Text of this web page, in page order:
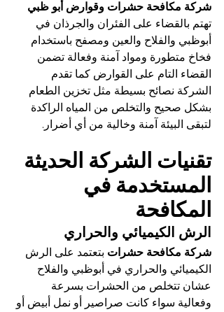
شركة مكافحة حشرات وقوارض أبو ظبي
تهتم بالقضاء على الفئران والجرذان في
أبوظبي والفلاح والعين ومصفح باستخدام
فخاخ متطورة ومواد آمنة وفعالة تضمن
القضاء التام على القوارض كما تقدم
الشركة نصائح بسيطة مثل تخزين الطعام
بشكل صحيح والتخلص من المياه الراكدة
لتبقى البيئة آمنة وخالية من أي أضرار.
تقنيات الشركة الحديثة
المستخدمة في
المكافحة
الرش الكيميائي والحراري
شركة مكافحة حشرات بتعتمد على الرش
الكيميائي والحراري في أبوظبي والفلاح
عشان تتخلص من الحشرات بسرعة
وفعالية سواء كانت صراصير أو نمل أبيض أو